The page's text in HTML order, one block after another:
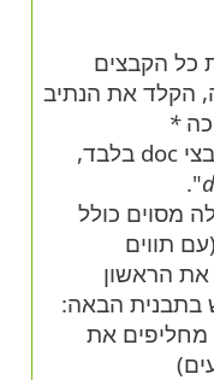
כל הקבצים
הקלד את הנתיב
*
אם ברצונך לא לכלול קובצי doc בלבד,
".
מסוים כולל
תווים
הראשון
מחליפים את